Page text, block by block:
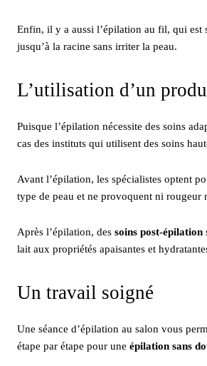
Enfin, il y a aussi l’épilation au fil, qui est
jusqu’à la racine sans irriter la peau.
L’utilisation d’un
Puisque l’épilation nécessite des soins
cas des instituts qui utilisent des soins
Avant l’épilation, les spécialistes optent
type de peau et ne provoquent ni rougeur
Après l’épilation, des soins post-épilation
lait aux propriétés apaisantes et
Un travail soigné
Une séance d’épilation au salon vous
étape par étape pour une épilation sans